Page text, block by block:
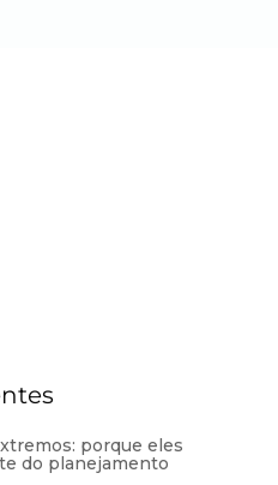
porque eles
do planejamento